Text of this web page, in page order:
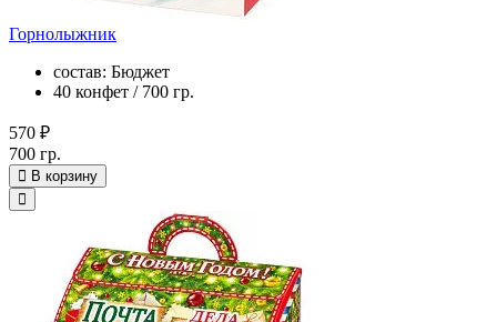
Горнолыжник
состав: Бюджет
40 конфет / 700 гр.
570 ₽
700 гр.
В корзину